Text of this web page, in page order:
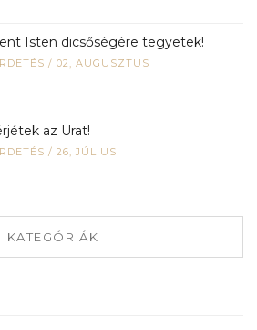
Isten dicsőségére tegyetek!
/ 02, AUGUSZTUS
az Urat!
/ 26, JÚLIUS
KATEGÓRIÁK